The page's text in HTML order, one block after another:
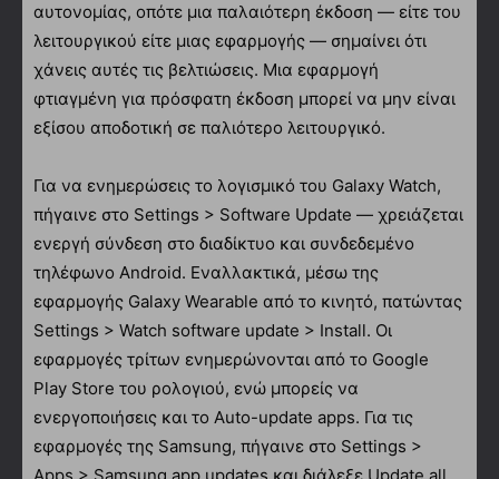
αυτονομίας, οπότε μια παλαιότερη έκδοση — είτε του
λειτουργικού είτε μιας εφαρμογής — σημαίνει ότι
χάνεις αυτές τις βελτιώσεις. Μια εφαρμογή
φτιαγμένη για πρόσφατη έκδοση μπορεί να μην είναι
εξίσου αποδοτική σε παλιότερο λειτουργικό.
Για να ενημερώσεις το λογισμικό του Galaxy Watch,
πήγαινε στο Settings > Software Update — χρειάζεται
ενεργή σύνδεση στο διαδίκτυο και συνδεδεμένο
τηλέφωνο Android. Εναλλακτικά, μέσω της
εφαρμογής Galaxy Wearable από το κινητό, πατώντας
Settings > Watch software update > Install. Οι
εφαρμογές τρίτων ενημερώνονται από το Google
Play Store του ρολογιού, ενώ μπορείς να
ενεργοποιήσεις και το Auto-update apps. Για τις
εφαρμογές της Samsung, πήγαινε στο Settings >